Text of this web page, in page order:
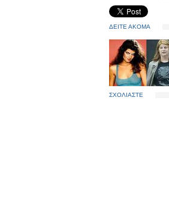
ΔΕΙΤΕ ΑΚΟΜΑ
ΣΧΟΛΙΑΣΤΕ